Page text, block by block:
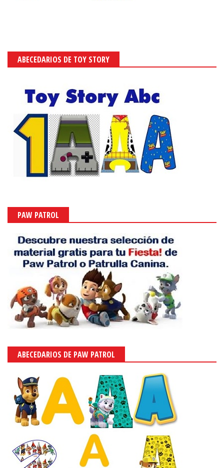
ABECEDARIOS DE TOY STORY
PAW PATROL
ABECEDARIOS DE PAW PATROL